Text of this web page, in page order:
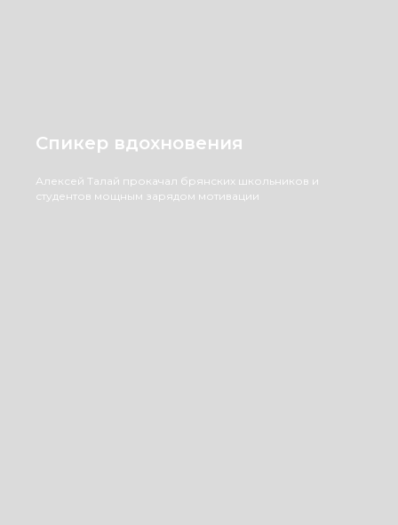
Спикер вдохновения
Алексей Талай прокачал брянских школьников и
студентов мощным зарядом мотивации